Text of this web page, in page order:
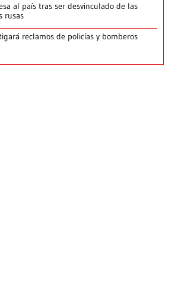
al país tras ser desvinculado de las
rusas
reclamos de policías y bomberos